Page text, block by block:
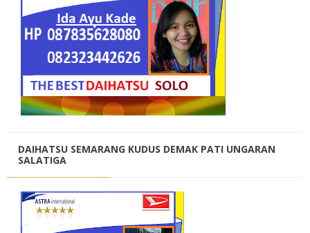
DAIHATSU SEMARANG KUDUS DEMAK PATI UNGARAN
SALATIGA